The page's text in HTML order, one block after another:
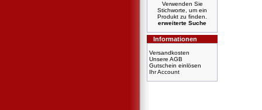
Verwenden Sie
Stichworte, um ein
Produkt zu finden.
erweiterte Suche
Informationen
Versandkosten
Unsere AGB
Gutschein einlösen
Ihr Account